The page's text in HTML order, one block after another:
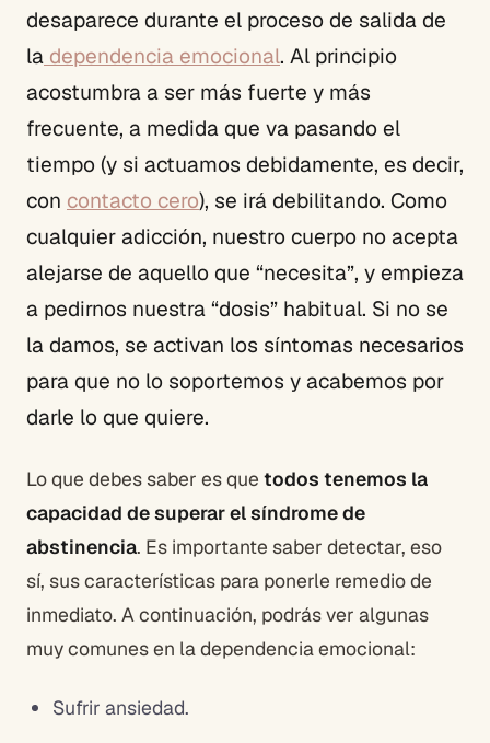
desaparece durante el proceso de salida de
la dependencia emocional. Al principio
acostumbra a ser más fuerte y más
frecuente, a medida que va pasando el
tiempo (y si actuamos debidamente, es decir,
con contacto cero), se irá debilitando. Como
cualquier adicción, nuestro cuerpo no acepta
alejarse de aquello que “necesita”, y empieza
a pedirnos nuestra “dosis” habitual. Si no se
la damos, se activan los síntomas necesarios
para que no lo soportemos y acabemos por
darle lo que quiere.
Lo que debes saber es que todos tenemos la
capacidad de superar el síndrome de
abstinencia. Es importante saber detectar, eso
sí, sus características para ponerle remedio de
inmediato. A continuación, podrás ver algunas
muy comunes en la dependencia emocional:
Sufrir ansiedad.